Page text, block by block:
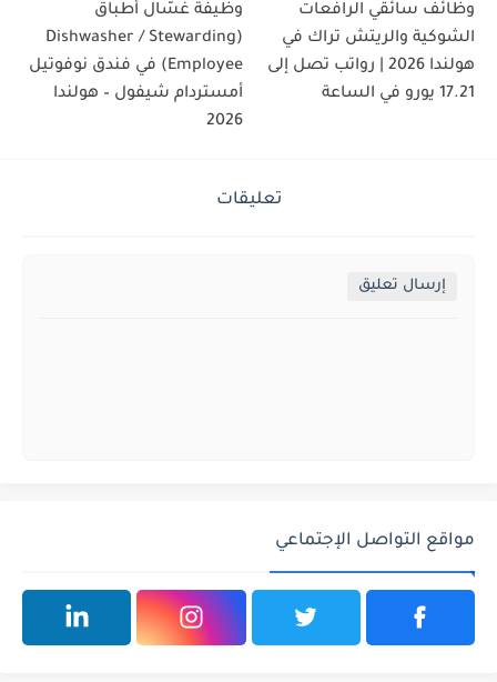
وظائف سائقي الرافعات
الشوكية والريتش تراك في
هولندا 2026 | رواتب تصل إلى
17.21 يورو في الساعة
وظيفة غسّال أطباق
(Dishwasher / Stewarding
Employee) في فندق نوفوتيل
أمستردام شيفول – هولندا
2026
تعليقات
إرسال تعليق
مواقع التواصل الإجتماعي